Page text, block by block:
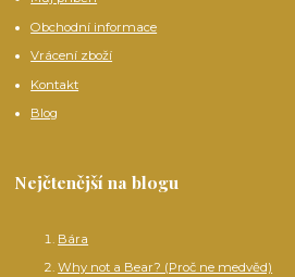
Obchodní informace
Vrácení zboží
Kontakt
Blog
Nejčtenější na blogu
Bára
Why not a Bear? (Proč ne medvěd)